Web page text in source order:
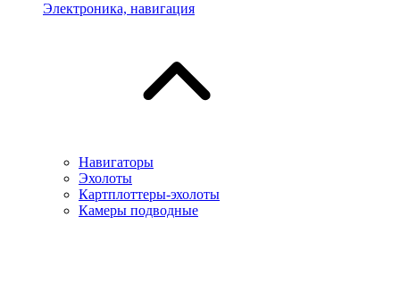
Электроника, навигация
Навигаторы
Эхолоты
Картплоттеры-эхолоты
Камеры подводные